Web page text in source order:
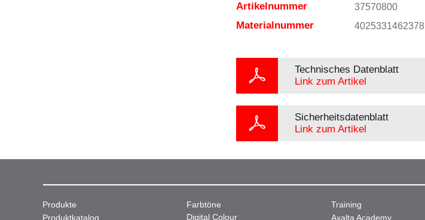
Artikelnummer 37570800
Materialnummer 4025331462378
Technisches Datenblatt
Link zum Artikel
Sicherheitsdatenblatt
Link zum Artikel
Produkte
Produktkatalog
Farbtöne
Digital Colour
Training
Axalta Academy